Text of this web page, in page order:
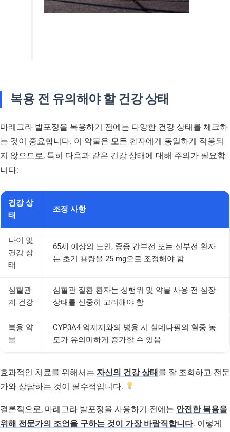
복용 전 유의해야 할 건강 상태
마레그라 발포정을 복용하기 전에는 다양한 건강 상태를 체크하
는 것이 중요합니다. 이 약물은 모든 환자에게 동일하게 적용되
지 않으므로, 특히 다음과 같은 건강 상태에 대해 주의가 필요합
니다:
건강 상
태
조정 사항
나이 및
건강 상
태
65세 이상의 노인, 중증 간부전 또는 신부전 환자
는 초기 용량을 25 mg으로 조정해야 함
심혈관
계 건강
심혈관 질환 환자는 성행위 및 약물 사용 전 심장
상태를 신중히 고려해야 함
복용 약
물
CYP3A4 억제제와의 병용 시 실데나필의 혈중 농
도가 유의미하게 증가할 수 있음
효과적인 치료를 위해서는 자신의 건강 상태를 잘 조회하고 전문
가와 상담하는 것이 필수적입니다.
결론적으로, 마레그라 발포정을 사용하기 전에는 안전한 복용을
위해 전문가의 조언을 구하는 것이 가장 바람직합니다. 이렇게